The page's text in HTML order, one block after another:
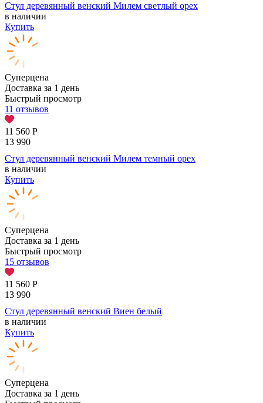
Стул деревянный венский Милем светлый орех
в наличии
Купить
Суперцена
Доставка за 1 день
Быстрый просмотр
11 отзывов
11 560 Р
13 990
Стул деревянный венский Милем темный орех
в наличии
Купить
Суперцена
Доставка за 1 день
Быстрый просмотр
15 отзывов
11 560 Р
13 990
Стул деревянный венский Виен белый
в наличии
Купить
Суперцена
Доставка за 1 день